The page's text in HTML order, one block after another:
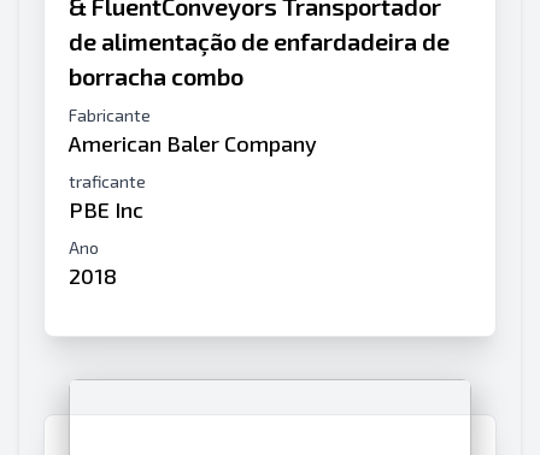
& FluentConveyors Transportador
de alimentação de enfardadeira de
borracha combo
Fabricante
American Baler Company
traficante
PBE Inc
Ano
2018